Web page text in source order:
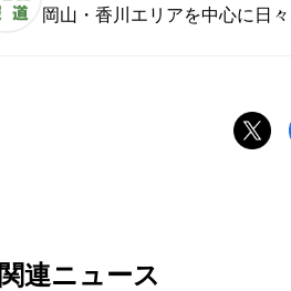
岡山・香川エリアを中心に日
関連ニュース